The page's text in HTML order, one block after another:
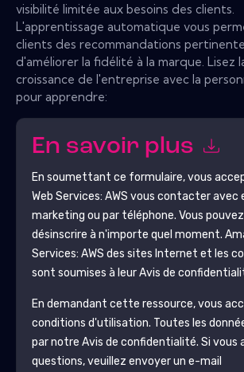
visibilité limitée aux besoins des clients.
L'apprentissage automatique vous
clients des recommandations
d'améliorer la fidélité à la marque. Lisez
croissance de l'entreprise avec la
pour apprendre:
En savoir plus
En soumettant ce formulaire, vous
Web Services: AWS vous contacter avec
marketing ou par téléphone. Vous
désinscrire à n'importe quel moment.
Services: AWS des sites Internet et les
sont soumises à leur Avis de
En demandant cette ressource, vous
conditions d'utilisation. Toutes les
par notre Avis de confidentialité. Si vous
questions, veuillez envoyer un e-mail